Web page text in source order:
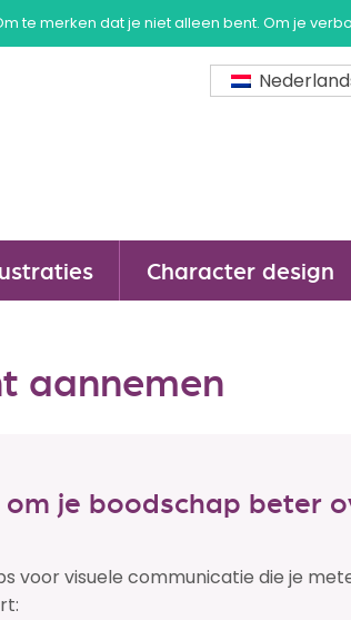
te merken dat je niet alleen bent. Om je
Character design
aannemen
je boodschap beter
voor visuele communicatie die je